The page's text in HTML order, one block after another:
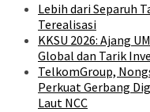
Lebih dari Separuh
Terealisasi
KKSU 2026: Ajang
Global dan Tarik
TelkomGroup,
Perkuat Gerbang
Laut NCC